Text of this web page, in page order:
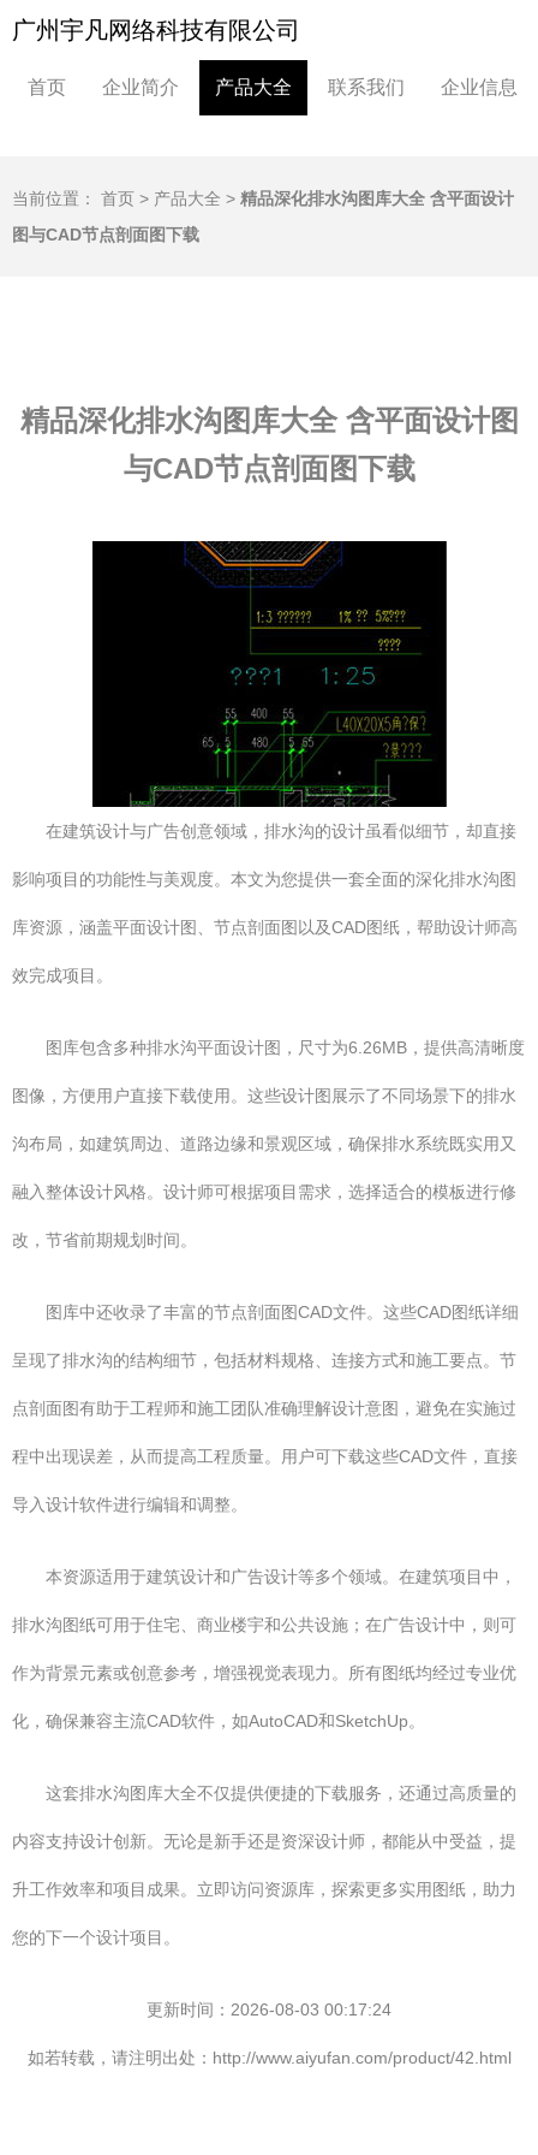
广州宇凡网络科技有限公司
首页 企业简介 产品大全 联系我们 企业信息
当前位置： 首页 > 产品大全 > 精品深化排水沟图库大全 含平面设计
图与CAD节点剖面图下载
精品深化排水沟图库大全 含平面设计图
与CAD节点剖面图下载
在建筑设计与广告创意领域，排水沟的设计虽看似细节，却直接
影响项目的功能性与美观度。本文为您提供一套全面的深化排水沟图
库资源，涵盖平面设计图、节点剖面图以及CAD图纸，帮助设计师高
效完成项目。
图库包含多种排水沟平面设计图，尺寸为6.26MB，提供高清晰度
图像，方便用户直接下载使用。这些设计图展示了不同场景下的排水
沟布局，如建筑周边、道路边缘和景观区域，确保排水系统既实用又
融入整体设计风格。设计师可根据项目需求，选择适合的模板进行修
改，节省前期规划时间。
图库中还收录了丰富的节点剖面图CAD文件。这些CAD图纸详细
呈现了排水沟的结构细节，包括材料规格、连接方式和施工要点。节
点剖面图有助于工程师和施工团队准确理解设计意图，避免在实施过
程中出现误差，从而提高工程质量。用户可下载这些CAD文件，直接
导入设计软件进行编辑和调整。
本资源适用于建筑设计和广告设计等多个领域。在建筑项目中，
排水沟图纸可用于住宅、商业楼宇和公共设施；在广告设计中，则可
作为背景元素或创意参考，增强视觉表现力。所有图纸均经过专业优
化，确保兼容主流CAD软件，如AutoCAD和SketchUp。
这套排水沟图库大全不仅提供便捷的下载服务，还通过高质量的
内容支持设计创新。无论是新手还是资深设计师，都能从中受益，提
升工作效率和项目成果。立即访问资源库，探索更多实用图纸，助力
您的下一个设计项目。
更新时间：2026-08-03 00:17:24
如若转载，请注明出处：http://www.aiyufan.com/product/42.html